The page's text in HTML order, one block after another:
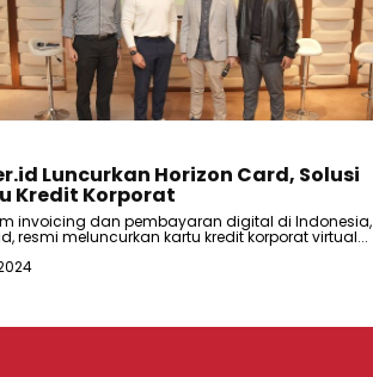
Luncurkan Horizon Card, Solusi
Kredit Korporat
invoicing dan pembayaran digital di Indonesia,
resmi meluncurkan kartu kredit korporat virtual...